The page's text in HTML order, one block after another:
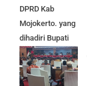
DPRD Kab
Mojokerto. yang
dihadiri Bupati
Mojokerto
Muhamad Al
Barra. (foto: